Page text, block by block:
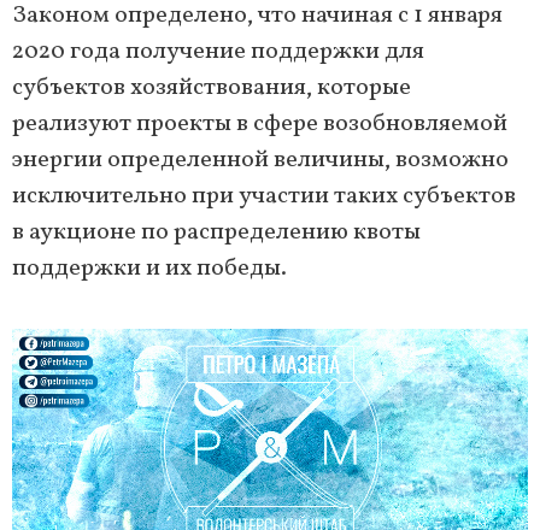
Законом определено, что начиная с 1 января
2020 года получение поддержки для
субъектов хозяйствования, которые
реализуют проекты в сфере возобновляемой
энергии определенной величины, возможно
исключительно при участии таких субъектов
в аукционе по распределению квоты
поддержки и их победы.